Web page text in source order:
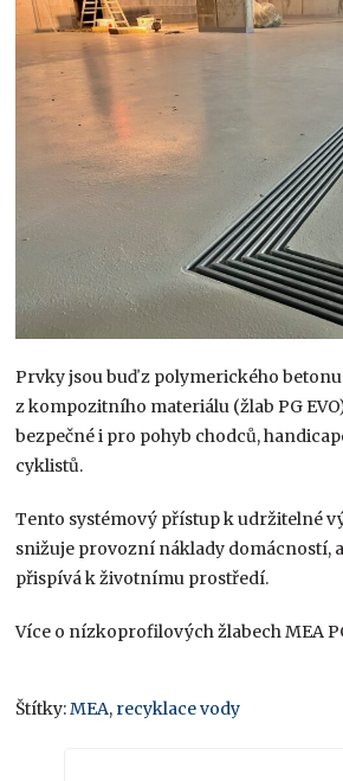
Prvky jsou buď z polymerického betonu
z kompozitního materiálu (žlab PG
bezpečné i pro pohyb chodců,
cyklistů.
Tento systémový přístup k udržitelné
snižuje provozní náklady domácností,
přispívá k životnímu prostředí.
Více o nízkoprofilových žlabech MEA
Štítky:MEA, recyklace vody